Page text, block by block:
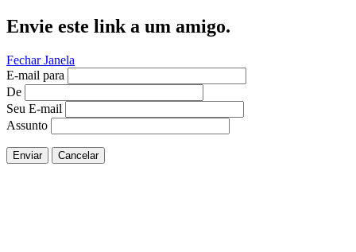
Envie este link a um amigo.
Fechar Janela
E-mail para
De
Seu E-mail
Assunto
Enviar Cancelar